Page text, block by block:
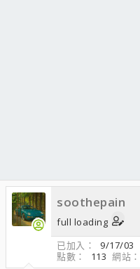
soothepain
full loading
已加入
9/17/03
點數
113 網站